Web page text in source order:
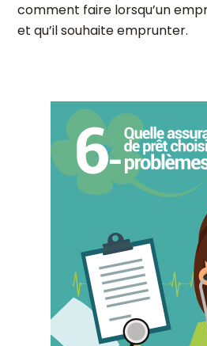
comment faire lorsqu’un
et qu’il souhaite emprunter.